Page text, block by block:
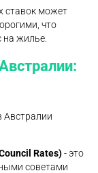
ставок может
что
на жилье.
Австралии
Rates)- это
советами